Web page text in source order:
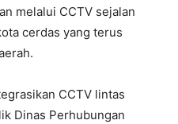
melalui CCTV sejalan
cerdas yang terus
CCTV lintas
Dinas Perhubungan